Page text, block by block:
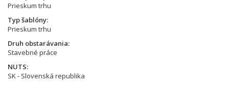
Prieskum trhu
Typ šablóny
Prieskum trhu
Druh obstarávania
Stavebné práce
NUTS
SK - Slovenská republika